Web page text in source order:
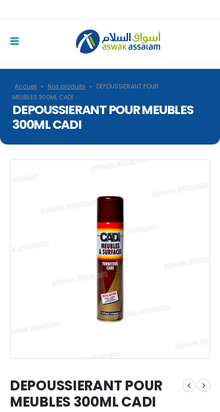
Accueil » Nos produits » DEPOUSSIERANT POUR
MEUBLES 300ML CADI
DEPOUSSIERANT POUR MEUBLES
300ML CADI
DEPOUSSIERANT POUR
MEUBLES 300ML CADI